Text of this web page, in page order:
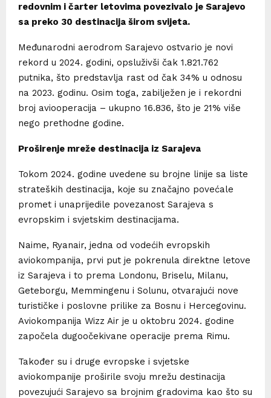
redovnim i čarter letovima povezivalo je Sarajevo
sa preko 30 destinacija širom svijeta.
Međunarodni aerodrom Sarajevo ostvario je novi
rekord u 2024. godini, opsluživši čak 1.821.762
putnika, što predstavlja rast od čak 34% u odnosu
na 2023. godinu. Osim toga, zabilježen je i rekordni
broj aviooperacija – ukupno 16.836, što je 21% više
nego prethodne godine.
Proširenje mreže destinacija iz Sarajeva
Tokom 2024. godine uvedene su brojne linije sa liste
strateških destinacija, koje su značajno povećale
promet i unaprijedile povezanost Sarajeva s
evropskim i svjetskim destinacijama.
Naime, Ryanair, jedna od vodećih evropskih
aviokompanija, prvi put je pokrenula direktne letove
iz Sarajeva i to prema Londonu, Briselu, Milanu,
Geteborgu, Memmingenu i Solunu, otvarajući nove
turističke i poslovne prilike za Bosnu i Hercegovinu.
Aviokompanija Wizz Air je u oktobru 2024. godine
započela dugoočekivane operacije prema Rimu.
Također su i druge evropske i svjetske
aviokompanije proširile svoju mrežu destinacija
povezujući Sarajevo sa brojnim gradovima kao što su